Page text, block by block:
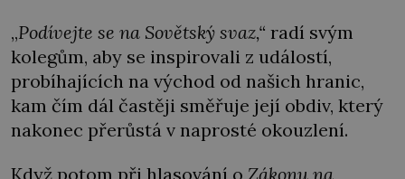
„Podívejte se na Sovětský svaz,“ radí svým
kolegům, aby se inspirovali z událostí,
probíhajících na východ od našich hranic,
kam čím dál častěji směřuje její obdiv, který
nakonec přerůstá v naprosté okouzlení.
Když potom při hlasování o Zákonu na